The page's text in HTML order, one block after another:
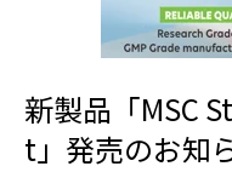
新製品「MSC
t」発売のお知